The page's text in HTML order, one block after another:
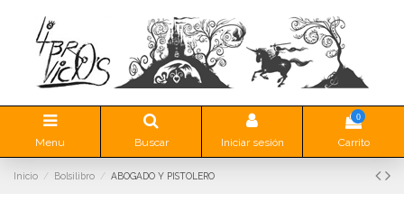
Menu Buscar Iniciar sesión
0
Carrito
Inicio Bolsilibro ABOGADO Y PISTOLERO